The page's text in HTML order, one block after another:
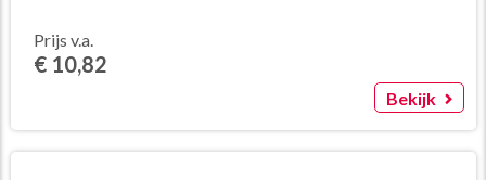
Prijs v.a.
€ 10,82
Bekijk